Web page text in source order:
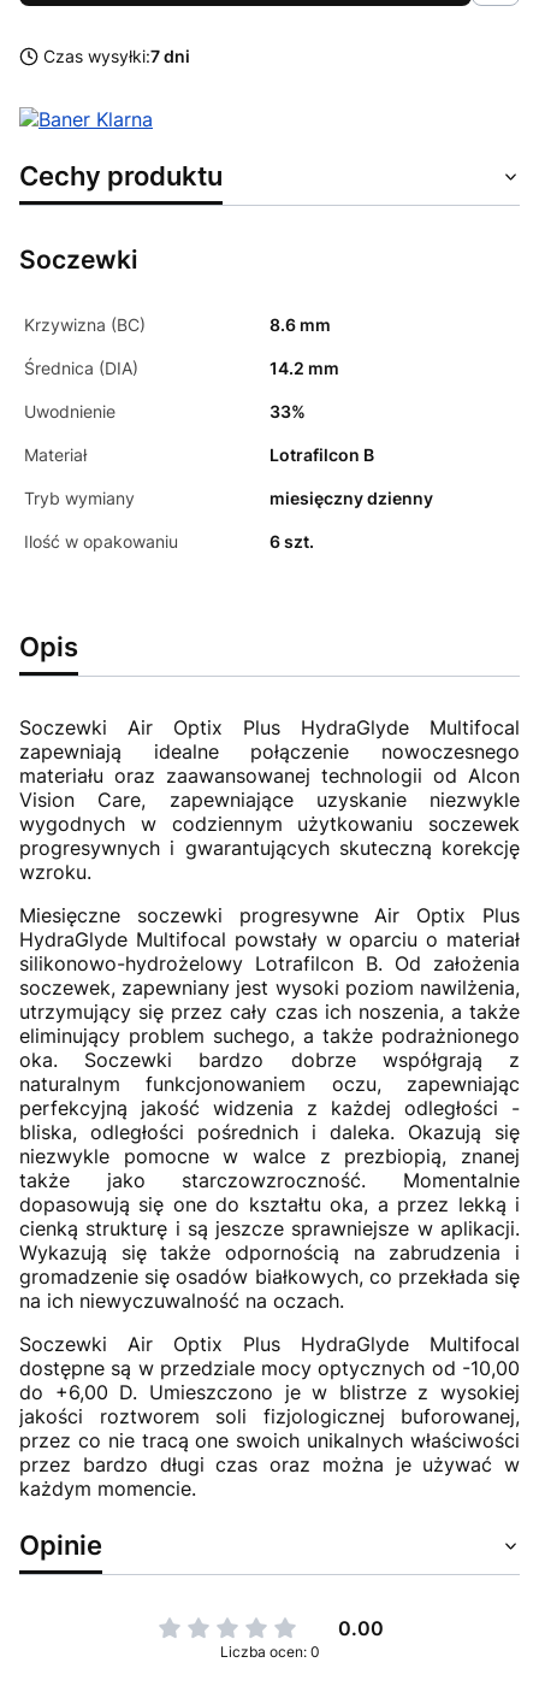
Czas wysyłki:7 dni
Cechy produktu
Soczewki
Krzywizna (BC) 8.6 mm
Średnica (DIA) 14.2 mm
Uwodnienie 33%
Materiał Lotrafilcon B
Tryb wymiany miesięczny dzienny
Ilość w opakowaniu 6 szt.
Opis
Soczewki Air Optix Plus HydraGlyde Multifocal
zapewniają idealne połączenie nowoczesnego
materiału oraz zaawansowanej technologii od Alcon
Vision Care, zapewniające uzyskanie niezwykle
wygodnych w codziennym użytkowaniu soczewek
progresywnych i gwarantujących skuteczną korekcję
wzroku.
Miesięczne soczewki progresywne Air Optix Plus
HydraGlyde Multifocal powstały w oparciu o materiał
silikonowo-hydrożelowy Lotrafilcon B. Od założenia
soczewek, zapewniany jest wysoki poziom nawilżenia,
utrzymujący się przez cały czas ich noszenia, a także
eliminujący problem suchego, a także podrażnionego
oka. Soczewki bardzo dobrze współgrają z
naturalnym funkcjonowaniem oczu, zapewniając
perfekcyjną jakość widzenia z każdej odległości -
bliska, odległości pośrednich i daleka. Okazują się
niezwykle pomocne w walce z prezbiopią, znanej
także jako starczowzroczność. Momentalnie
dopasowują się one do kształtu oka, a przez lekką i
cienką strukturę i są jeszcze sprawniejsze w aplikacji.
Wykazują się także odpornością na zabrudzenia i
gromadzenie się osadów białkowych, co przekłada się
na ich niewyczuwalność na oczach.
Soczewki Air Optix Plus HydraGlyde Multifocal
dostępne są w przedziale mocy optycznych od -10,00
do +6,00 D. Umieszczono je w blistrze z wysokiej
jakości roztworem soli fizjologicznej buforowanej,
przez co nie tracą one swoich unikalnych właściwości
przez bardzo długi czas oraz można je używać w
każdym momencie.
Opinie
0.00
Liczba ocen: 0